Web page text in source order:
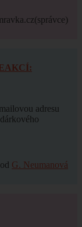
(správce)
adresu
od G. Neumanová